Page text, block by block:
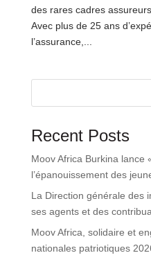
des rares cadres
Avec plus de 25 ans
l’assurance,...
Recent Posts
Moov Africa Burkina lance
l’épanouissement des
La Direction générale des
ses agents et des
Moov Africa, solidaire et
nationales patriotiques